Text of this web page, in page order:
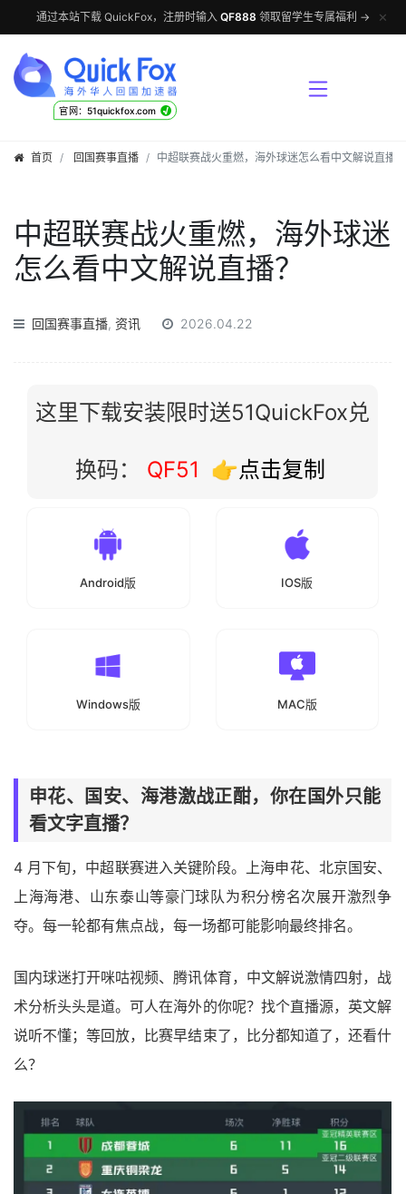
通过本站下载 QuickFox，注册时输入 QF888 领取留学生专属福利 → ✕
官网：51quickfox.com √
首页 回国赛事直播 中超联赛战火重燃，海外球迷怎么看中文解说直播？
中超联赛战火重燃，海外球迷
怎么看中文解说直播？
回国赛事直播, 资讯 2026.04.22
这里下载安装限时送51QuickFox兑
换码： QF51 👉点击复制
Android版 IOS版
Windows版 MAC版
申花、国安、海港激战正酣，你在国外只能
看文字直播？
4 月下旬，中超联赛进入关键阶段。上海申花、北京国安、
上海海港、山东泰山等豪门球队为积分榜名次展开激烈争
夺。每一轮都有焦点战，每一场都可能影响最终排名。
国内球迷打开咪咕视频、腾讯体育，中文解说激情四射，战
术分析头头是道。可人在海外的你呢？找个直播源，英文解
说听不懂；等回放，比赛早结束了，比分都知道了，还看什
么？